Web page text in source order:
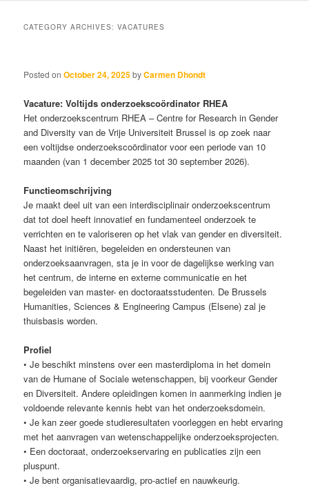
content
content
CATEGORY ARCHIVES:VACATURES
Posted onOctober 24, 2025byCarmen Dhondt
Vacature: Voltijds onderzoekscoördinator RHEA
Het onderzoekscentrum RHEA – Centre for Research in Gender
and Diversity van de Vrije Universiteit Brussel is op zoek naar
een voltijdse onderzoekscoördinator voor een periode van 10
maanden (van 1 december 2025 tot 30 september 2026).
Functieomschrijving
Je maakt deel uit van een interdisciplinair onderzoekscentrum
dat tot doel heeft innovatief en fundamenteel onderzoek te
verrichten en te valoriseren op het vlak van gender en diversiteit.
Naast het initiëren, begeleiden en ondersteunen van
onderzoeksaanvragen, sta je in voor de dagelijkse werking van
het centrum, de interne en externe communicatie en het
begeleiden van master- en doctoraatsstudenten. De Brussels
Humanities, Sciences & Engineering Campus (Elsene) zal je
thuisbasis worden.
Profiel
• Je beschikt minstens over een masterdiploma in het domein
van de Humane of Sociale wetenschappen, bij voorkeur Gender
en Diversiteit. Andere opleidingen komen in aanmerking indien je
voldoende relevante kennis hebt van het onderzoeksdomein.
• Je kan zeer goede studieresultaten voorleggen en hebt ervaring
met het aanvragen van wetenschappelijke onderzoeksprojecten.
• Een doctoraat, onderzoekservaring en publicaties zijn een
pluspunt.
• Je bent organisatievaardig, pro-actief en nauwkeurig.